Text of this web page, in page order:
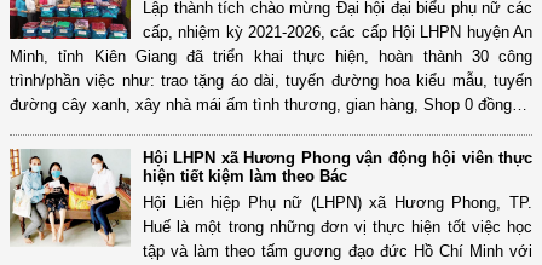
Lập thành tích chào mừng Đại hội đại biểu phụ nữ các
cấp, nhiệm kỳ 2021-2026, các cấp Hội LHPN huyện An
Minh, tỉnh Kiên Giang đã triển khai thực hiện, hoàn thành 30 công
trình/phần việc như: trao tặng áo dài, tuyến đường hoa kiểu mẫu, tuyến
đường cây xanh, xây nhà mái ấm tình thương, gian hàng, Shop 0 đồng…
Hội LHPN xã Hương Phong vận động hội viên thực
hiện tiết kiệm làm theo Bác
Hội Liên hiệp Phụ nữ (LHPN) xã Hương Phong, TP.
Huế là một trong những đơn vị thực hiện tốt việc học
tập và làm theo tấm gương đạo đức Hồ Chí Minh với